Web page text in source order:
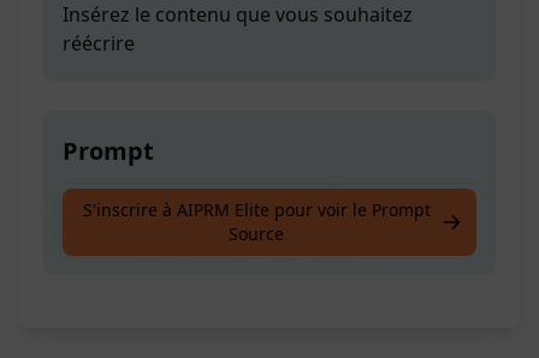
Insérez le contenu que vous souhaitez
réécrire
Prompt
Le Remover de Contenu IA le Plus Puissant:
saisissez simplement votre texte.
S'inscrire à AIPRM Elite pour voir le Prompt
Source